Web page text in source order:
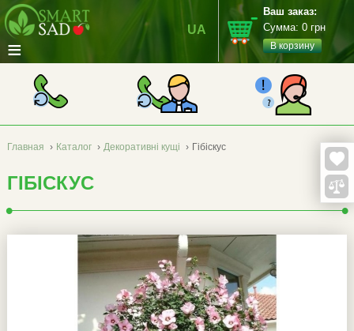
≡
UA
Ваш заказ:
Сумма: 0 грн
В корзину
Главная › Каталог › Декоративні кущі › Гібіскус
ГІБІСКУС